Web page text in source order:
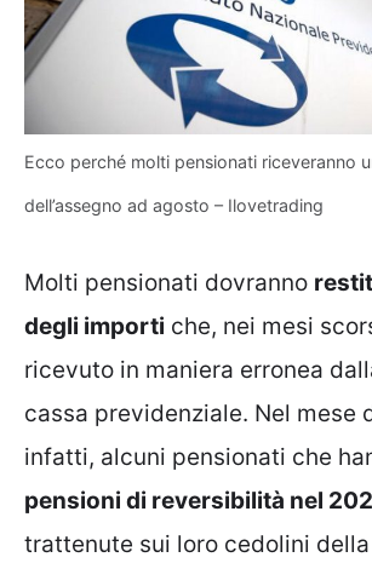
Ecco perché molti pensionati riceveranno
dell’assegno ad agosto – Ilovetrading
Molti pensionati dovranno
degli importi che, nei mesi
ricevuto in maniera erronea
cassa previdenziale. Nel mese
infatti, alcuni pensionati che
pensioni di reversibilità nel
trattenute sui loro cedolini della